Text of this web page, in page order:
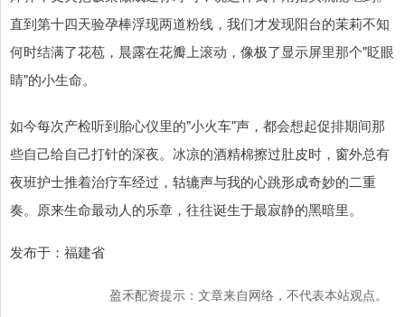
直到第十四天验孕棒浮现两道粉线，我们才发现阳台的茉莉不知
何时结满了花苞，晨露在花瓣上滚动，像极了显示屏里那个"眨眼
睛"的小生命。
如今每次产检听到胎心仪里的"小火车"声，都会想起促排期间那
些自己给自己打针的深夜。冰凉的酒精棉擦过肚皮时，窗外总有
夜班护士推着治疗车经过，轱辘声与我的心跳形成奇妙的二重
奏。原来生命最动人的乐章，往往诞生于最寂静的黑暗里。
发布于：福建省
盈禾配资提示：文章来自网络，不代表本站观点。